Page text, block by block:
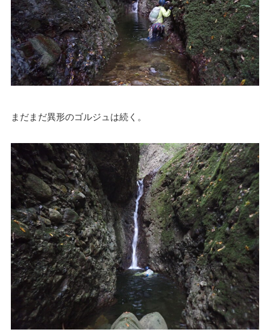
まだまだ異形のゴルジュは続く。